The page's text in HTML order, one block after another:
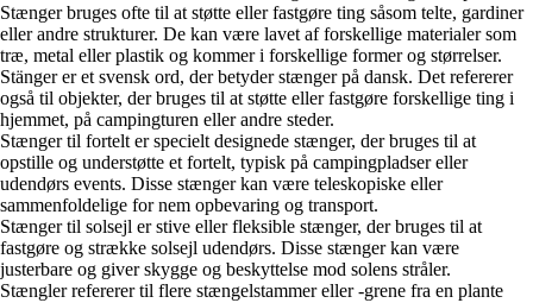
Stænger bruges ofte til at støtte eller fastgøre ting såsom telte, gardiner
eller andre strukturer. De kan være lavet af forskellige materialer som
træ, metal eller plastik og kommer i forskellige former og størrelser.
Stänger er et svensk ord, der betyder stænger på dansk. Det refererer
også til objekter, der bruges til at støtte eller fastgøre forskellige ting i
hjemmet, på campingturen eller andre steder.
Stænger til fortelt er specielt designede stænger, der bruges til at
opstille og understøtte et fortelt, typisk på campingpladser eller
udendørs events. Disse stænger kan være teleskopiske eller
sammenfoldelige for nem opbevaring og transport.
Stænger til solsejl er stive eller fleksible stænger, der bruges til at
fastgøre og strække solsejl udendørs. Disse stænger kan være
justerbare og giver skygge og beskyttelse mod solens stråler.
Stængler refererer til flere stængelstammer eller -grene fra en plante